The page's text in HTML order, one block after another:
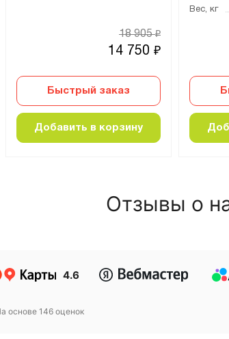
14 750 ₽
18 905₽
Быстрый заказ
Добавить в корзину
Вес, кг
Отзывы о
4.6
основе 146 оценок